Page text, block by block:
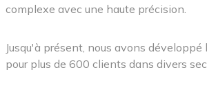
complexe avec une haute précision.
Jusqu'à présent, nous avons
pour plus de 600 clients dans divers